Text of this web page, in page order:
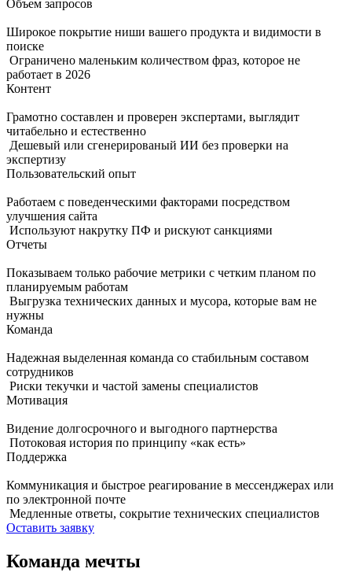
Объем запросов
Широкое покрытие ниши вашего продукта и видимости в
поиске
Ограничено маленьким количеством фраз, которое не
работает в 2026
Контент
Грамотно составлен и проверен экспертами, выглядит
читабельно и естественно
Дешевый или сгенерированый ИИ без проверки на
экспертизу
Пользовательский опыт
Работаем с поведенческими факторами посредством
улучшения сайта
Используют накрутку ПФ и рискуют санкциями
Отчеты
Показываем только рабочие метрики с четким планом по
планируемым работам
Выгрузка технических данных и мусора, которые вам не
нужны
Команда
Надежная выделенная команда со стабильным составом
сотрудников
Риски текучки и частой замены специалистов
Мотивация
Видение долгосрочного и выгодного партнерства
Потоковая история по принципу «как есть»
Поддержка
Коммуникация и быстрое реагирование в мессенджерах или
по электронной почте
Медленные ответы, сокрытие технических специалистов
Оставить заявку
Команда мечты